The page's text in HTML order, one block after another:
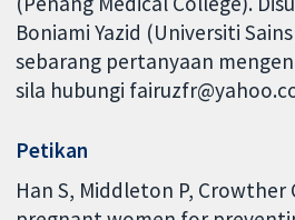
Boniami Yazid (Universiti
sebarang pertanyaan
sila hubungi
Petikan
Han S, Middleton P, Crowther